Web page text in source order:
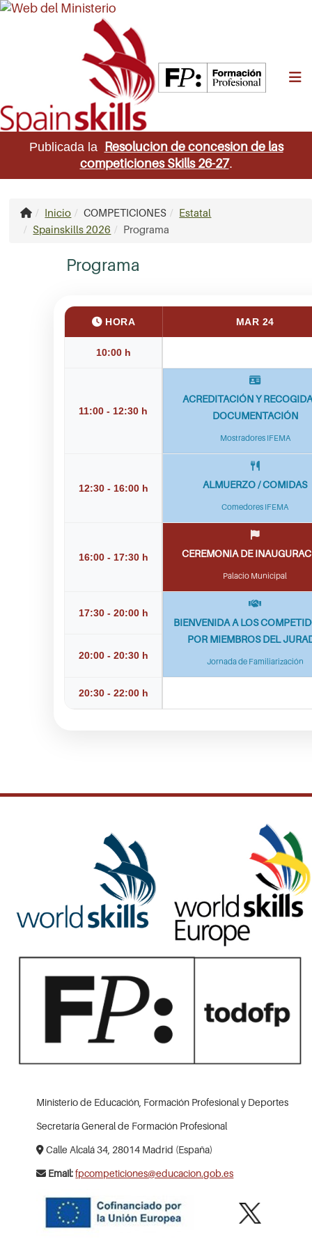
Publicada la Resolucion de concesion de las
competiciones Skills 26-27.
Inicio COMPETICIONES
Estatal
Spainskills 2026
Programa
Programa
HORA MAR 24
10:00 h
11:00 - 12:30 h
ACREDITACIÓN Y
DOCUMENTACIÓN
Mostradores IFEMA
12:30 - 16:00 h ALMUERZO / COMIDAS
Comedores IFEMA
16:00 - 17:30 h CEREMONIA DE
Palacio Municipal
17:30 - 20:00 h
BIENVENIDA A LOS
POR MIEMBROS DEL
Jornada de Familiarización
20:00 - 20:30 h
20:30 - 22:00 h
Ministerio de Educación, Formación Profesional y Deportes
Secretaría General de Formación Profesional
Calle Alcalá 34, 28014 Madrid (España)
Email:fpcompeticiones@educacion.gob.es